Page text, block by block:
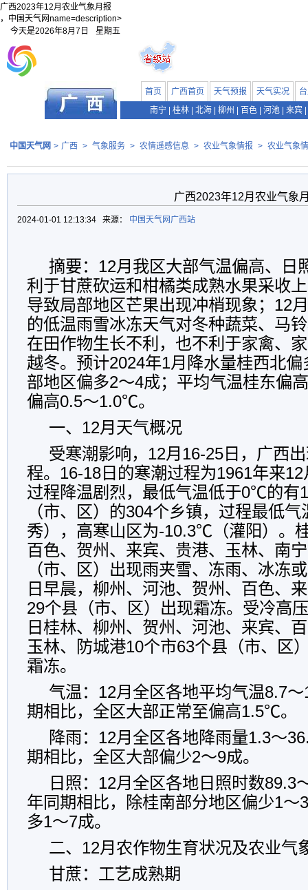
广西2023年12月农业气象月报
，中国天气网name=description>
今天是2026年8月7日 星期五
首页 广西首页 天气预报 天气实况
南宁
桂林 北海 柳州 百色 河池 来宾
中国天气网 > 广西 > 气象服务 > 农情遥感信息 > 农业气象情报 > 农业气象
广西2023年12月农业气象
2024-01-01 12:13:34 来源： 中国天气网广西站
摘要：12月我区大部气温偏高、日
利于甘蔗砍运和柑橘类成熟水果采收
导致局部地区芒果出现冲梢现象；12
的低温雨雪冰冻天气对冬种蔬菜、马
在田作物生长不利，也不利于家禽、
越冬。预计2024年1月降水量桂西北
部地区偏多2～4成；平均气温桂东偏
偏高0.5～1.0℃。
一、12月天气概况
受寒潮影响，12月16-25日，广西
程。16-18日的寒潮过程为1961年来
过程降温剧烈，最低气温低于0℃的有
（市、区）的304个乡镇，过程最低
秀），高寒山区为-10.3℃（灌阳）。
百色、贺州、来宾、贵港、玉林、南
（市、区）出现雨夹雪、冻雨、冰冻
日早晨，柳州、河池、贺州、百色、
29个县（市、区）出现霜冻。受冷高
日桂林、柳州、贺州、河池、来宾、
玉林、防城港10个市63个县（市、区
霜冻。
气温：12月全区各地平均气温8.7
期相比，全区大部正常至偏高1.5℃。
降雨：12月全区各地降雨量1.3～
期相比，全区大部偏少2～9成。
日照：12月全区各地日照时数89.3
年同期相比，除桂南部分地区偏少1～
多1～7成。
二、12月农作物生育状况及农业气
甘蔗：工艺成熟期